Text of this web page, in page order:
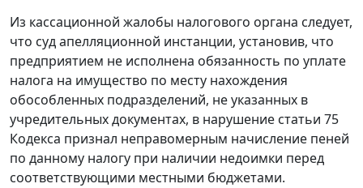
Из кассационной жалобы налогового органа следует,
что суд апелляционной инстанции, установив, что
предприятием не исполнена обязанность по уплате
налога на имущество по месту нахождения
обособленных подразделений, не указанных в
учредительных документах, в нарушение статьи 75
Кодекса признал неправомерным начисление пеней
по данному налогу при наличии недоимки перед
соответствующими местными бюджетами.